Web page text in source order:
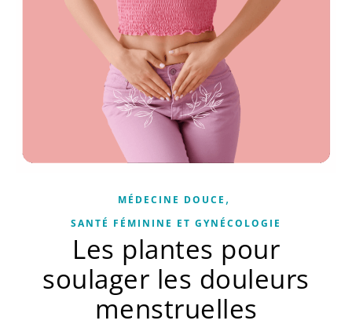
MÉDECINE DOUCE ,
SANTÉ FÉMININE ET GYNÉCOLOGIE
Les plantes pour
soulager les douleurs
menstruelles